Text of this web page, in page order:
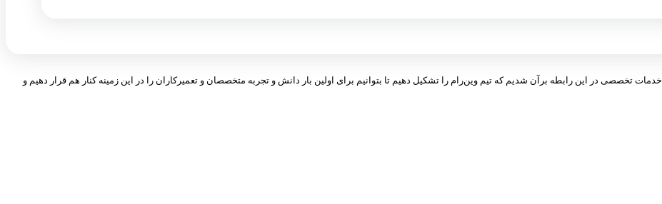
تخصصی در این رابطه برآن شدیم که تیم وین‌رام را تشکیل دهیم تا بتوانیم برای اولین بار دانش و تجربه متخصصان و تعمیرکاران را در این زمینه کنار هم قرار دهیم و